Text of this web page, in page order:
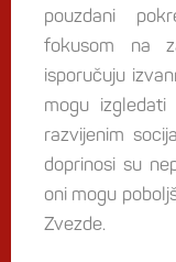
pouzdani
fokusom na
isporučuju
mogu
razvijenim
doprinosi su
oni mogu
Zvezde.